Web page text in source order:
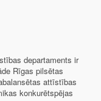
departaments ir
Rīgas pilsētas
attīstības
konkurētspējas